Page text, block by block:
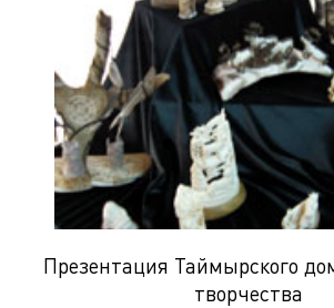
Презентация Таймырского
творчества